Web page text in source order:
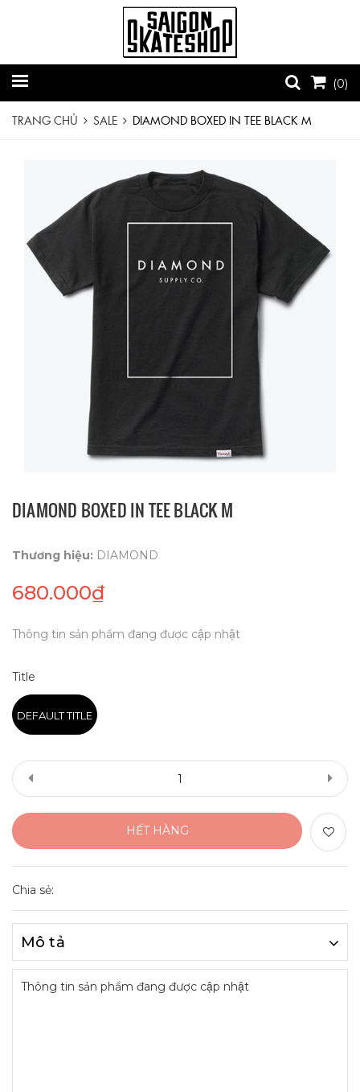
(0)
TRANG CHỦ SALE DIAMOND BOXED IN TEE BLACK M
DIAMOND BOXED IN TEE BLACK M
Thương hiệu: DIAMOND
680.000₫
Thông tin sản phẩm đang được cập nhật
Title
DEFAULT TITLE
HẾT HÀNG
Chia sẻ:
Mô tả
Thông tin sản phẩm đang được cập nhật